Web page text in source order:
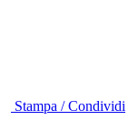
Stampa / Condividi